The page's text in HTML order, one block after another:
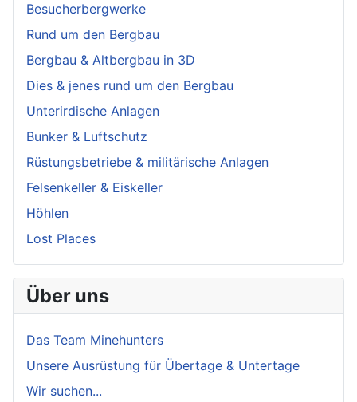
Besucherbergwerke
Rund um den Bergbau
Bergbau & Altbergbau in 3D
Dies & jenes rund um den Bergbau
Unterirdische Anlagen
Bunker & Luftschutz
Rüstungsbetriebe & militärische Anlagen
Felsenkeller & Eiskeller
Höhlen
Lost Places
Über uns
Das Team Minehunters
Unsere Ausrüstung für Übertage & Untertage
Wir suchen...